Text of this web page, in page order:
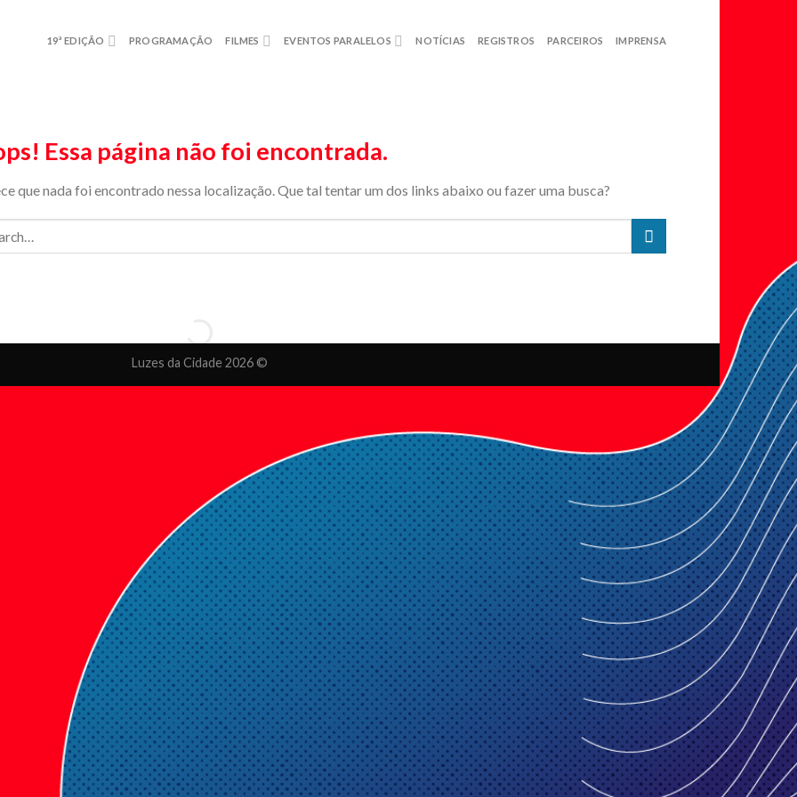
19ª EDIÇÃO PROGRAMAÇÃO FILMES EVENTOS PARALELOS NOTÍCIAS REGISTROS PARCEIROS IMPRENSA
Essa página não foi encontrada.
que nada foi encontrado nessa localização. Que tal tentar um dos links abaixo ou fazer uma busca?
Luzes da Cidade 2026 ©